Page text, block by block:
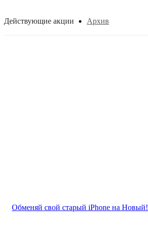
Действующие акции Архив
Обменяй свой старый iPhone на Новый!